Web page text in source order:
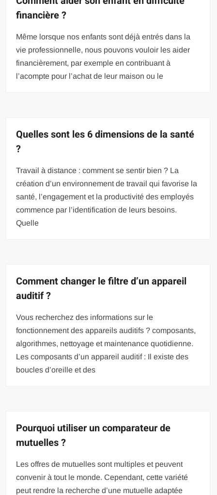
financière ?
Même lorsque nos enfants sont déjà entrés dans la
vie professionnelle, nous pouvons vouloir les aider
financièrement, par exemple en contribuant à
l’acompte pour l’achat de leur maison ou le
Quelles sont les 6 dimensions de la santé
?
Travail à distance : comment se sentir bien ? La
création d’un environnement de travail qui favorise la
santé, l’engagement et la productivité des employés
commence par l’identification de leurs besoins.
Quelle
Comment changer le filtre d’un appareil
auditif ?
Vous recherchez des informations sur le
fonctionnement des appareils auditifs ? composants,
algorithmes, nettoyage et maintenance quotidienne.
Les composants d’un appareil auditif : Il existe des
boucles d’oreille et des
Pourquoi utiliser un comparateur de
mutuelles ?
Les offres de mutuelles sont multiples et peuvent
convenir à tout le monde. Cependant, cette variété
peut rendre la recherche d’une mutuelle adaptée